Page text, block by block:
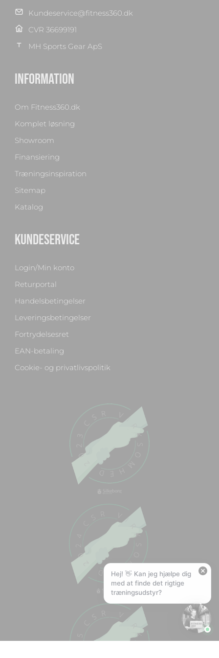
Kundeservice@fitness360.dk
CVR 36699191
MH Sports Gear ApS
INFORMATION
Om Fitness360.dk
Komplet løsning
Showroom
Finansiering
Træningsinspiration
Sitemap
Katalog
KUNDESERVICE
Login/Min konto
Returportal
Handelsbetingelser
Leveringsbetingelser
Fortrydelsesret
EAN-betaling
Cookie- og privatlivspolitik
Hej! 👋 Kan jeg hjælpe dig
med at finde det rigtige
træningsudstyr?
🏋️
Hej! Hvad kan jeg hjælpe med?
Stil mig et spørgsmål om vores produkter,
Hvad koster fragt, og hvor hurtigt leverer I?
Kan I lave et tilbud?